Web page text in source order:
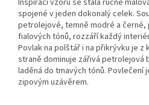
spojené v jeden dokonalý celek.
petrolejové, temně modré a
fialových tónů, rozzáří každý
Povlak na polštář i na přikrývku je z
straně dominuje zářivá petrolejová
laděná do tmavých tónů.
zipovým uzávěrem.